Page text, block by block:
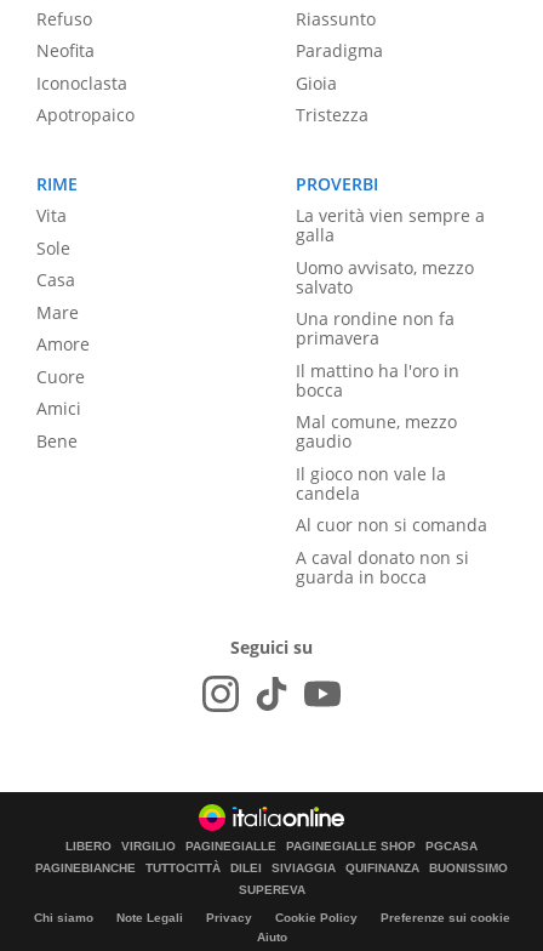
Refuso
Neofita
Iconoclasta
Apotropaico
Riassunto
Paradigma
Gioia
Tristezza
RIME
Vita
Sole
Casa
Mare
Amore
Cuore
Amici
Bene
PROVERBI
La verità vien sempre a
galla
Uomo avvisato, mezzo
salvato
Una rondine non fa
primavera
Il mattino ha l'oro in
bocca
Mal comune, mezzo
gaudio
Il gioco non vale la
candela
Al cuor non si comanda
A caval donato non si
guarda in bocca
Seguici su
LIBERO VIRGILIO PAGINEGIALLE PAGINEGIALLE SHOP
PGCASA
PAGINEBIANCHE
TUTTOCITTÀ DILEI SIVIAGGIA QUIFINANZA
BUONISSIMO
SUPEREVA
Chi siamo Note Legali Privacy Cookie Policy
Preferenze sui cookie
Aiuto